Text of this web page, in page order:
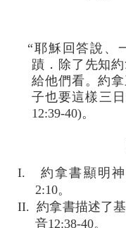
“耶穌回答說、
蹟．除了先知
給他們看。約
子也要這樣三
12:39-40)。
I. 約拿書顯明神
2:10。
II. 約拿書描述了
音12:38-40。